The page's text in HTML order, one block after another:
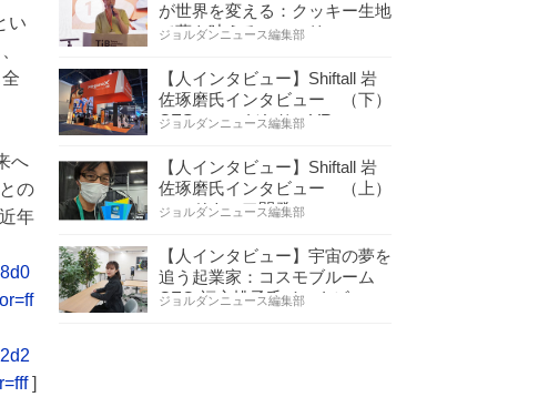
い
へ
の
年
]
が世界を変える：クッキー生地
で夢を叶える コロリ…
ジョルダンニュース編集部
【人インタビュー】Shiftall 岩
佐琢磨氏インタビュー （下）
CESへのこだわり VR…
ジョルダンニュース編集部
【人インタビュー】Shiftall 岩
佐琢磨氏インタビュー （上）
ハードウェア開発へ…
ジョルダンニュース編集部
【人インタビュー】宇宙の夢を
追う起業家：コスモブルーム
CEO 福永桃子氏インタビ…
ジョルダンニュース編集部